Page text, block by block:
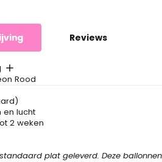
Reviews
Rood
en lucht
2 weken
plat geleverd. Deze